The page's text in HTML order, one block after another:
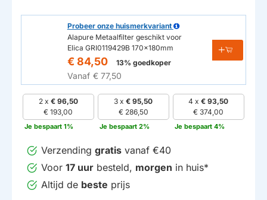
Probeer onze huismerkvariant
Alapure Metaalfilter geschikt voor
Elica GRI0119429B 170x180mm
€ 84,50 13% goedkoper
Vanaf € 77,50
2 x € 96,50
€ 193,00
Je bespaart 1%
3 x€ 95,50
€ 286,50
Je bespaart 2%
4 x€ 93,50
€ 374,00
Je bespaart 4%
Verzending gratis vanaf €40
Voor 17 uur besteld, morgen in huis*
Altijd de beste prijs